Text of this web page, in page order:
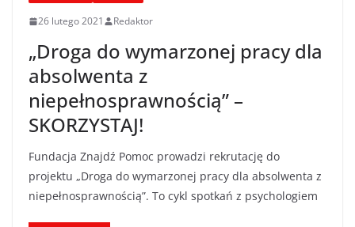
26 lutego 2021 Redaktor
„Droga do wymarzonej pracy dla
absolwenta z
niepełnosprawnością” –
SKORZYSTAJ!
Fundacja Znajdź Pomoc prowadzi rekrutację do
projektu „Droga do wymarzonej pracy dla absolwenta z
niepełnosprawnością”. To cykl spotkań z psychologiem